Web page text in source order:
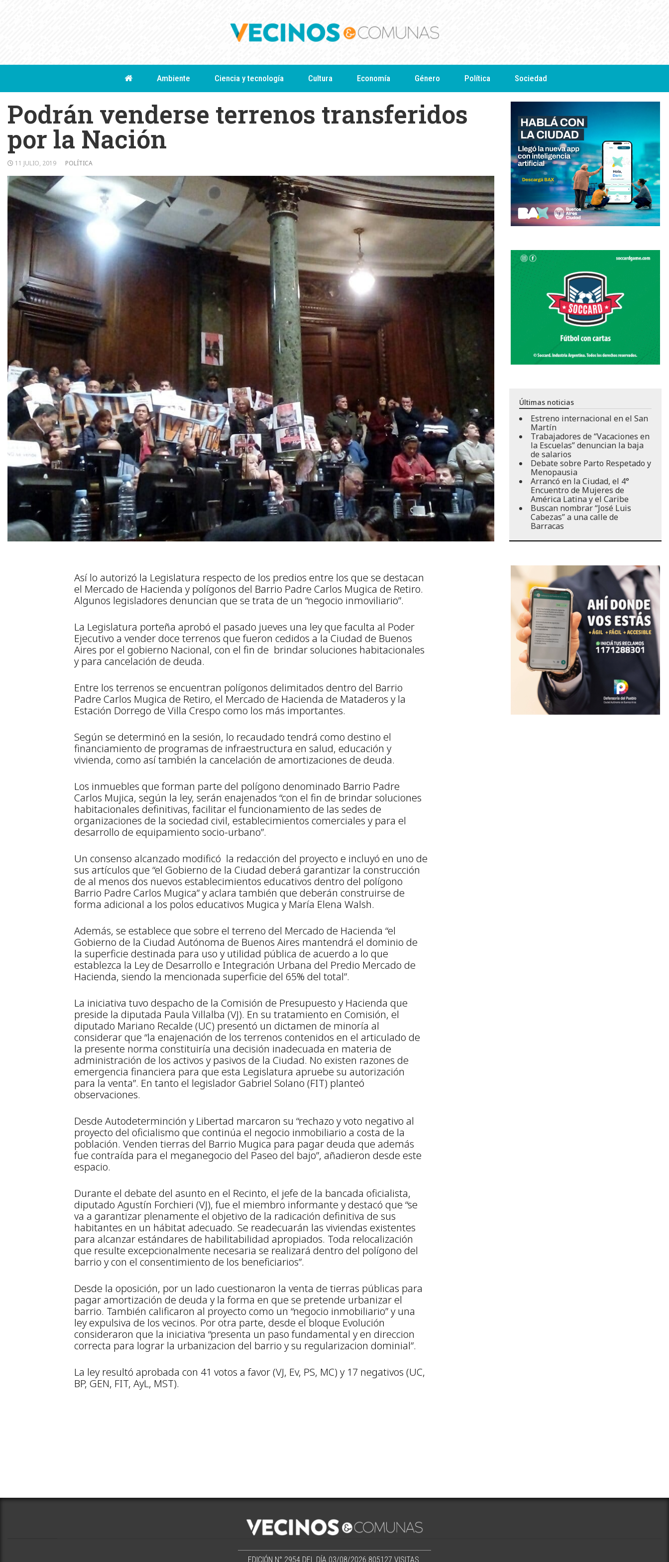
Ambiente Ciencia y tecnología Cultura Economía Género Política Sociedad
Podrán venderse terrenos transferidos
por la Nación
11 JULIO, 2019 POLÍTICA
Así lo autorizó la Legislatura respecto de los predios entre los que se destacan
el Mercado de Hacienda y polígonos del Barrio Padre Carlos Mugica de Retiro.
Algunos legisladores denuncian que se trata de un “negocio inmoviliario”.
La Legislatura porteña aprobó el pasado jueves una ley que faculta al Poder
Ejecutivo a vender doce terrenos que fueron cedidos a la Ciudad de Buenos
Aires por el gobierno Nacional, con el fin de brindar soluciones habitacionales
y para cancelación de deuda.
Entre los terrenos se encuentran polígonos delimitados dentro del Barrio
Padre Carlos Mugica de Retiro, el Mercado de Hacienda de Mataderos y la
Estación Dorrego de Villa Crespo como los más importantes.
Según se determinó en la sesión, lo recaudado tendrá como destino el
financiamiento de programas de infraestructura en salud, educación y
vivienda, como así también la cancelación de amortizaciones de deuda.
Los inmuebles que forman parte del polígono denominado Barrio Padre
Carlos Mujica, según la ley, serán enajenados “con el fin de brindar soluciones
habitacionales definitivas, facilitar el funcionamiento de las sedes de
organizaciones de la sociedad civil, establecimientos comerciales y para el
desarrollo de equipamiento socio-urbano”.
Un consenso alcanzado modificó la redacción del proyecto e incluyó en uno de
sus artículos que “el Gobierno de la Ciudad deberá garantizar la construcción
de al menos dos nuevos establecimientos educativos dentro del polígono
Barrio Padre Carlos Mugica” y aclara también que deberán construirse de
forma adicional a los polos educativos Mugica y María Elena Walsh.
Además, se establece que sobre el terreno del Mercado de Hacienda “el
Gobierno de la Ciudad Autónoma de Buenos Aires mantendrá el dominio de
la superficie destinada para uso y utilidad pública de acuerdo a lo que
establezca la Ley de Desarrollo e Integración Urbana del Predio Mercado de
Hacienda, siendo la mencionada superficie del 65% del total”.
La iniciativa tuvo despacho de la Comisión de Presupuesto y Hacienda que
preside la diputada Paula Villalba (VJ). En su tratamiento en Comisión, el
diputado Mariano Recalde (UC) presentó un dictamen de minoría al
considerar que “la enajenación de los terrenos contenidos en el articulado de
la presente norma constituiría una decisión inadecuada en materia de
administración de los activos y pasivos de la Ciudad. No existen razones de
emergencia financiera para que esta Legislatura apruebe su autorización
para la venta”. En tanto el legislador Gabriel Solano (FIT) planteó
observaciones.
Desde Autodeterminción y Libertad marcaron su “rechazo y voto negativo al
proyecto del oficialismo que continúa el negocio inmobiliario a costa de la
población. Venden tierras del Barrio Mugica para pagar deuda que además
fue contraída para el meganegocio del Paseo del bajo”, añadieron desde este
espacio.
Durante el debate del asunto en el Recinto, el jefe de la bancada oficialista,
diputado Agustín Forchieri (VJ), fue el miembro informante y destacó que “se
va a garantizar plenamente el objetivo de la radicación definitiva de sus
habitantes en un hábitat adecuado. Se readecuarán las viviendas existentes
para alcanzar estándares de habilitabilidad apropiados. Toda relocalización
que resulte excepcionalmente necesaria se realizará dentro del polígono del
barrio y con el consentimiento de los beneficiarios”.
Desde la oposición, por un lado cuestionaron la venta de tierras públicas para
pagar amortización de deuda y la forma en que se pretende urbanizar el
barrio. También calificaron al proyecto como un “negocio inmobiliario” y una
ley expulsiva de los vecinos. Por otra parte, desde el bloque Evolución
consideraron que la iniciativa “presenta un paso fundamental y en direccion
correcta para lograr la urbanizacion del barrio y su regularizacion dominial”.
La ley resultó aprobada con 41 votos a favor (VJ, Ev, PS, MC) y 17 negativos (UC,
BP, GEN, FIT, AyL, MST).
Últimas noticias
Estreno internacional en el San
Martín
Trabajadores de “Vacaciones en
la Escuelas” denuncian la baja
de salarios
Debate sobre Parto Respetado y
Menopausia
Arrancó en la Ciudad, el 4°
Encuentro de Mujeres de
América Latina y el Caribe
Buscan nombrar “José Luis
Cabezas” a una calle de
Barracas
EDICIÓN N° 2954 DEL DÍA 03/08/2026 805127 VISITAS.